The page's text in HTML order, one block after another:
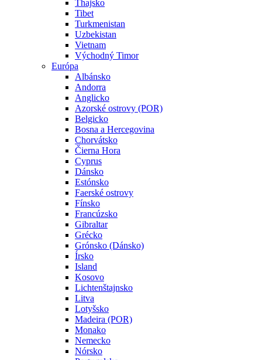
Thajsko
Tibet
Turkmenistan
Uzbekistan
Vietnam
Východný Timor
Európa
Albánsko
Andorra
Anglicko
Azorské ostrovy (POR)
Belgicko
Bosna a Hercegovina
Chorvátsko
Čierna Hora
Cyprus
Dánsko
Estónsko
Faerské ostrovy
Fínsko
Francúzsko
Gibraltar
Grécko
Grónsko (Dánsko)
Írsko
Island
Kosovo
Lichtenštajnsko
Litva
Lotyšsko
Madeira (POR)
Monako
Nemecko
Nórsko